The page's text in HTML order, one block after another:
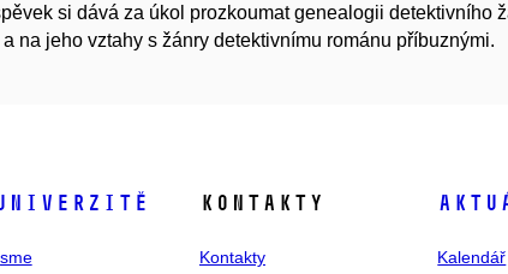
si dává za úkol prozkoumat genealogii detektivního
na jeho vztahy s žánry detektivnímu románu příbuznými.
Kontakty
Kontakty
Kalendář